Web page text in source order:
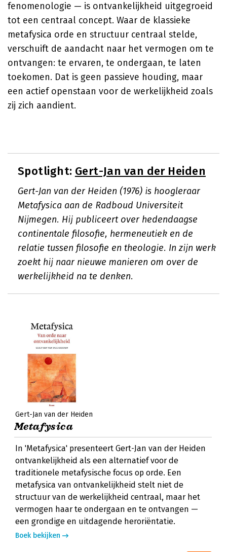
fenomenologie — is ontvankelijkheid uitgegroeid
tot een centraal concept. Waar de klassieke
metafysica orde en structuur centraal stelde,
verschuift de aandacht naar het vermogen om te
ontvangen: te ervaren, te ondergaan, te laten
toekomen. Dat is geen passieve houding, maar
een actief openstaan voor de werkelijkheid zoals
zij zich aandient.
Spotlight: Gert-Jan van der Heiden
Gert-Jan van der Heiden (1976) is hoogleraar
Metafysica aan de Radboud Universiteit
Nijmegen. Hij publiceert over hedendaagse
continentale filosofie, hermeneutiek en de
relatie tussen filosofie en theologie. In zijn werk
zoekt hij naar nieuwe manieren om over de
werkelijkheid na te denken.
Gert-Jan van der Heiden
Metafysica
In 'Metafysica' presenteert Gert-Jan van der Heiden
ontvankelijkheid als een alternatief voor de
traditionele metafysische focus op orde. Een
metafysica van ontvankelijkheid stelt niet de
structuur van de werkelijkheid centraal, maar het
vermogen haar te ondergaan en te ontvangen —
een grondige en uitdagende heroriëntatie.
Boek bekijken